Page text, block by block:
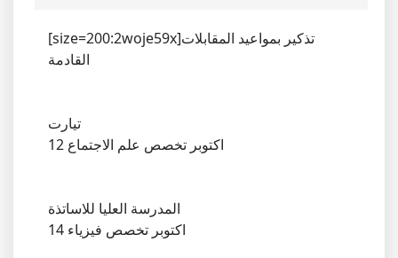
[size=200:2woje59x]تذكير بمواعيد المقابلات
القادمة
تيارت
12 اكتوبر تخصص علم الاجتماع
المدرسة العليا للاساتذة
14 اكتوبر تخصص فيزياء